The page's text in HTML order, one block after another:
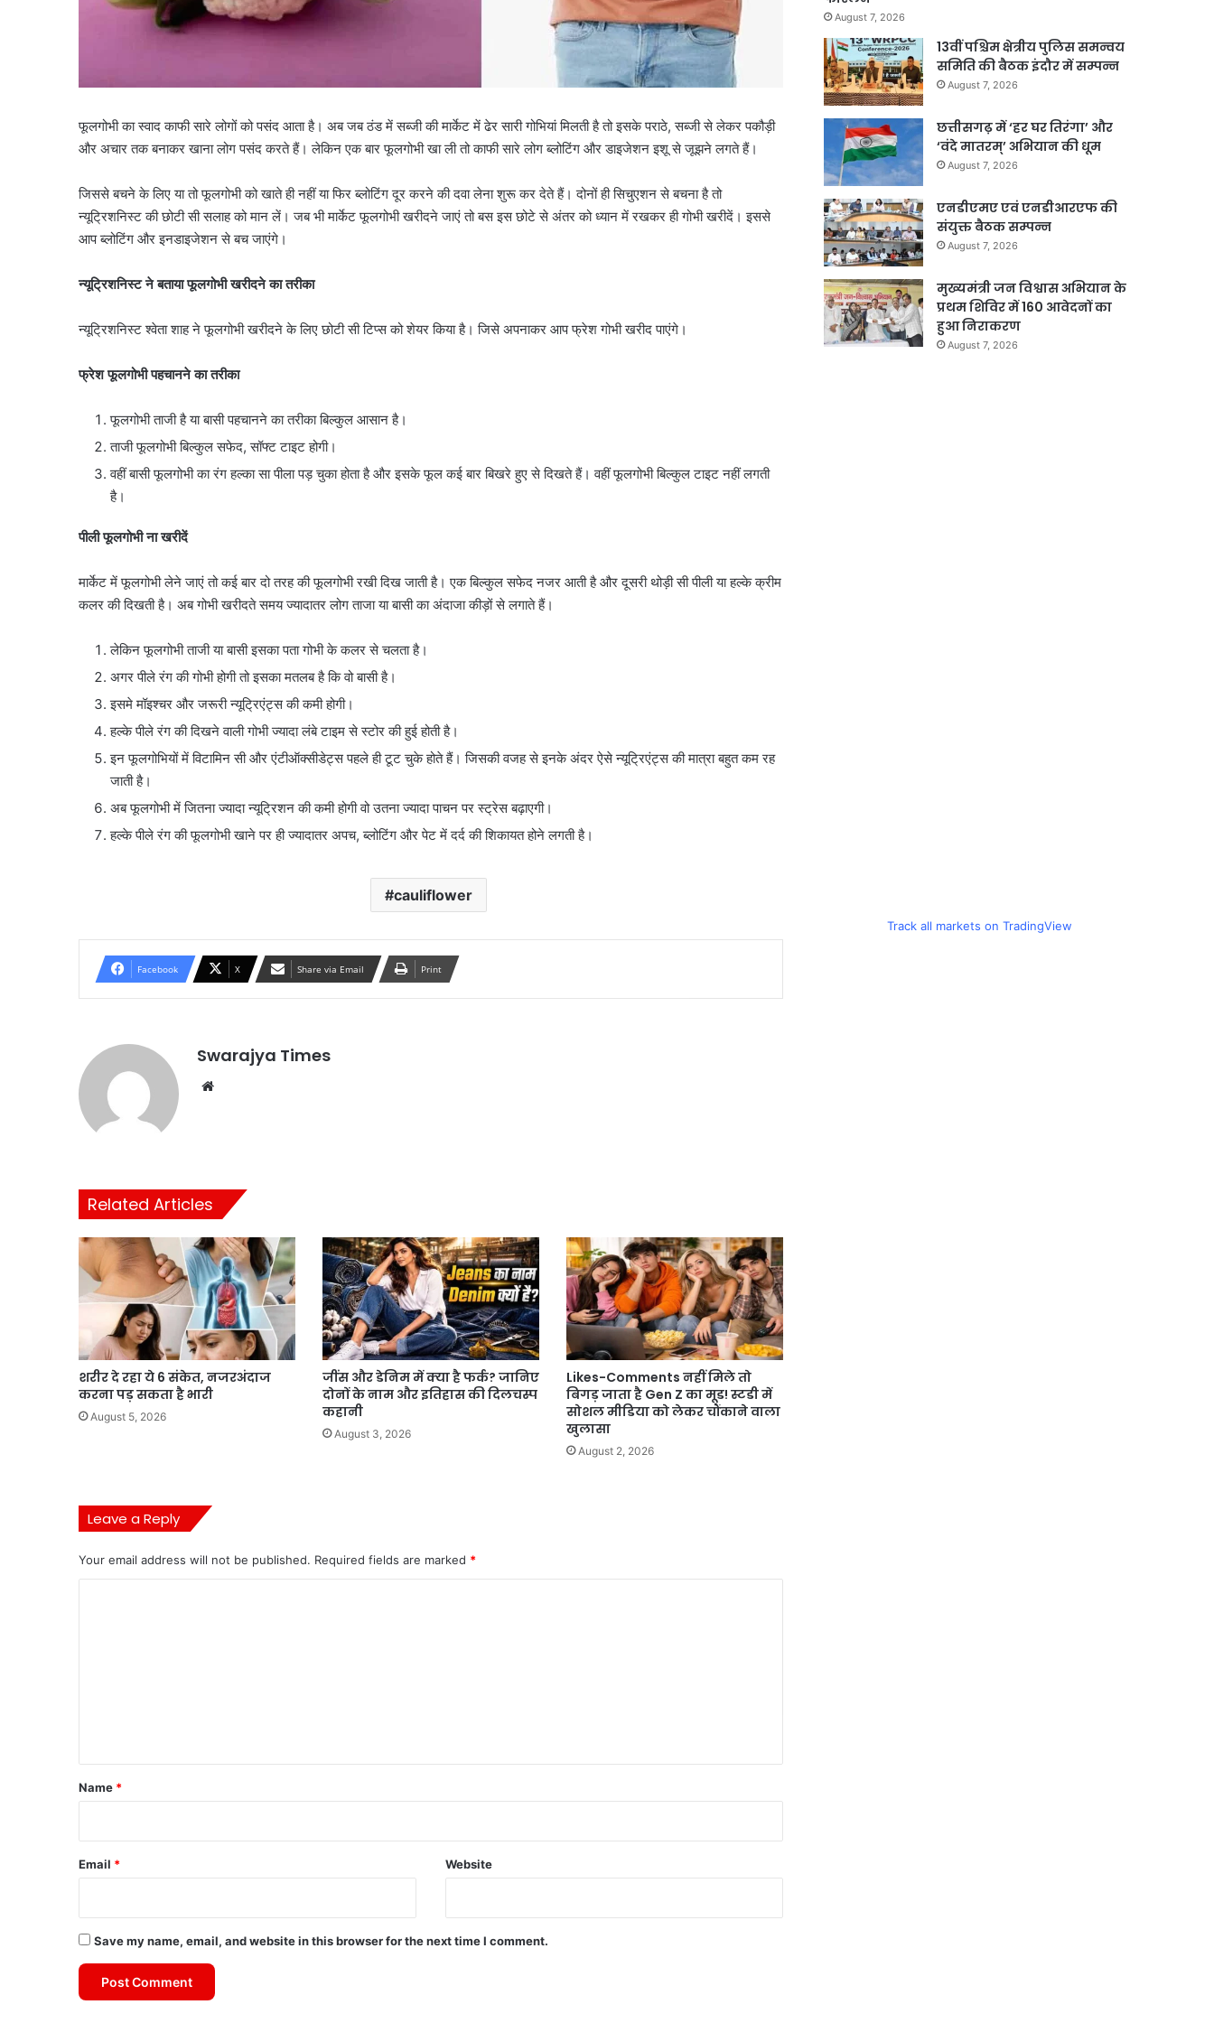
फूलगोभी का स्वाद काफी सारे लोगों को पसंद आता है। अब जब ठंड में सब्जी की मार्केट में ढेर सारी गोभियां मिलती है तो इसके पराठे, सब्जी से लेकर पकौड़ी
और अचार तक बनाकर खाना लोग पसंद करते हैं। लेकिन एक बार फूलगोभी खा ली तो काफी सारे लोग ब्लोटिंग और डाइजेशन इशू से जूझने लगते हैं।
जिससे बचने के लिए या तो फूलगोभी को खाते ही नहीं या फिर ब्लोटिंग दूर करने की दवा लेना शुरू कर देते हैं। दोनों ही सिचुएशन से बचना है तो
न्यूट्रिशनिस्ट की छोटी सी सलाह को मान लें। जब भी मार्केट फूलगोभी खरीदने जाएं तो बस इस छोटे से अंतर को ध्यान में रखकर ही गोभी खरीदें। इससे
आप ब्लोटिंग और इनडाइजेशन से बच जाएंगे।
न्यूट्रिशनिस्ट ने बताया फूलगोभी खरीदने का तरीका
न्यूट्रिशनिस्ट श्वेता शाह ने फूलगोभी खरीदने के लिए छोटी सी टिप्स को शेयर किया है। जिसे अपनाकर आप फ्रेश गोभी खरीद पाएंगे।
फ्रेश फूलगोभी पहचानने का तरीका
फूलगोभी ताजी है या बासी पहचानने का तरीका बिल्कुल आसान है।
ताजी फूलगोभी बिल्कुल सफेद, सॉफ्ट टाइट होगी।
वहीं बासी फूलगोभी का रंग हल्का सा पीला पड़ चुका होता है और इसके फूल कई बार बिखरे हुए से दिखते हैं। वहीं फूलगोभी बिल्कुल टाइट नहीं लगती
है।
पीली फूलगोभी ना खरीदें
मार्केट में फूलगोभी लेने जाएं तो कई बार दो तरह की फूलगोभी रखी दिख जाती है। एक बिल्कुल सफेद नजर आती है और दूसरी थोड़ी सी पीली या हल्के क्रीम
कलर की दिखती है। अब गोभी खरीदते समय ज्यादातर लोग ताजा या बासी का अंदाजा कीड़ों से लगाते हैं।
लेकिन फूलगोभी ताजी या बासी इसका पता गोभी के कलर से चलता है।
अगर पीले रंग की गोभी होगी तो इसका मतलब है कि वो बासी है।
इसमे मॉइश्चर और जरूरी न्यूट्रिएंट्स की कमी होगी।
हल्के पीले रंग की दिखने वाली गोभी ज्यादा लंबे टाइम से स्टोर की हुई होती है।
इन फूलगोभियों में विटामिन सी और एंटीऑक्सीडेट्स पहले ही टूट चुके होते हैं। जिसकी वजह से इनके अंदर ऐसे न्यूट्रिएंट्स की मात्रा बहुत कम रह
जाती है।
अब फूलगोभी में जितना ज्यादा न्यूट्रिशन की कमी होगी वो उतना ज्यादा पाचन पर स्ट्रेस बढ़ाएगी।
हल्के पीले रंग की फूलगोभी खाने पर ही ज्यादातर अपच, ब्लोटिंग और पेट में दर्द की शिकायत होने लगती है।
cauliflower
Facebook X Share via Email Print
Swarajya Times
Related Articles
शरीर दे रहा ये 6 संकेत, नजरअंदाज
करना पड़ सकता है भारी
August 5, 2026
जींस और डेनिम में क्या है फर्क? जानिए
दोनों के नाम और इतिहास की दिलचस्प
कहानी
August 3, 2026
Likes-Comments नहीं मिले तो
बिगड़ जाता है Gen Z का मूड! स्टडी में
सोशल मीडिया को लेकर चौंकाने वाला
खुलासा
August 2, 2026
Leave a Reply
Your email address will not be published. Required fields are marked *
*
Name *
Email * Website
Save my name, email, and website in this browser for the next time I comment.
August 7, 2026
13वीं पश्चिम क्षेत्रीय पुलिस समन्वय
समिति की बैठक इंदौर में सम्पन्न
August 7, 2026
छत्तीसगढ़ में ‘हर घर तिरंगा’ और
‘वंदे मातरम्’ अभियान की धूम
August 7, 2026
एनडीएमए एवं एनडीआरएफ की
संयुक्त बैठक सम्पन्न
August 7, 2026
मुख्यमंत्री जन विश्वास अभियान के
प्रथम शिविर में 160 आवेदनों का
हुआ निराकरण
August 7, 2026
Track all markets on TradingView